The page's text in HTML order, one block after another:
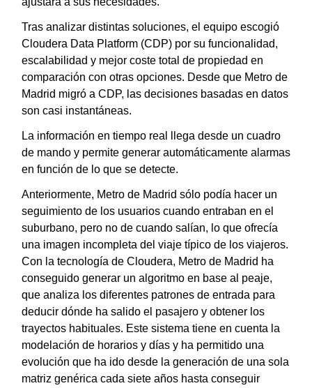
Tras analizar distintas soluciones, el equipo escogió
Cloudera Data Platform (CDP) por su funcionalidad,
escalabilidad y mejor coste total de propiedad en
comparación con otras opciones. Desde que Metro de
Madrid migró a CDP, las decisiones basadas en datos
son casi instantáneas.
La información en tiempo real llega desde un cuadro
de mando y permite generar automáticamente alarmas
en función de lo que se detecte.
Anteriormente, Metro de Madrid sólo podía hacer un
seguimiento de los usuarios cuando entraban en el
suburbano, pero no de cuando salían, lo que ofrecía
una imagen incompleta del viaje típico de los viajeros.
Con la tecnología de Cloudera, Metro de Madrid ha
conseguido generar un algoritmo en base al peaje,
que analiza los diferentes patrones de entrada para
deducir dónde ha salido el pasajero y obtener los
trayectos habituales. Este sistema tiene en cuenta la
modelación de horarios y días y ha permitido una
evolución que ha ido desde la generación de una sola
matriz genérica cada siete años hasta conseguir